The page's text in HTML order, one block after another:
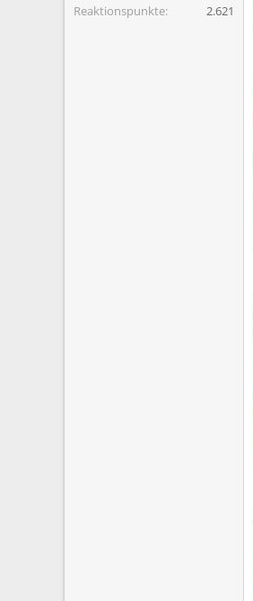
Reaktionspunkte
2.621